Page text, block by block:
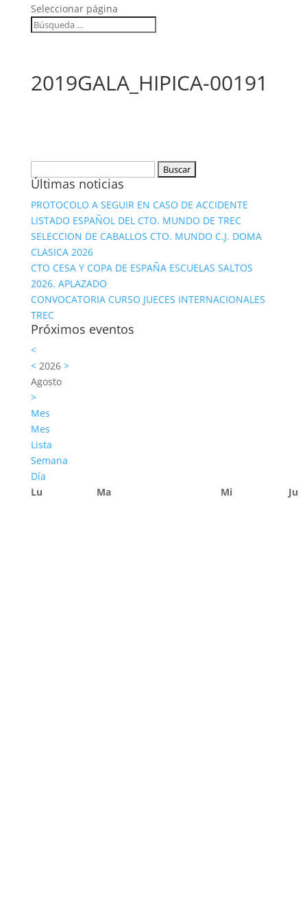
Seleccionar página
2019GALA_HIPICA-00191
Últimas noticias
PROTOCOLO A SEGUIR EN CASO DE ACCIDENTE
LISTADO ESPAÑOL DEL CTO. MUNDO DE TREC
SELECCION DE CABALLOS CTO. MUNDO C.J. DOMA
CLASICA 2026
CTO CESA Y COPA DE ESPAÑA ESCUELAS SALTOS
2026. APLAZADO
CONVOCATORIA CURSO JUECES INTERNACIONALES
TREC
Próximos eventos
<
<2026 >
Agosto
>
Mes
Mes
Lista
Semana
Día
Lu
Ma Mi Ju